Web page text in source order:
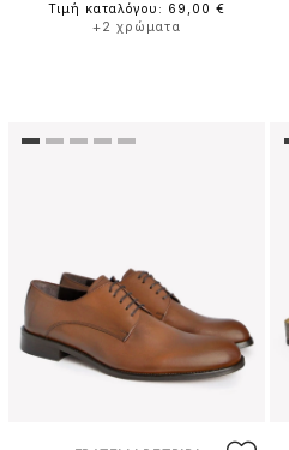
Τιμή καταλόγου: 69,00 €
+2 χρώματα